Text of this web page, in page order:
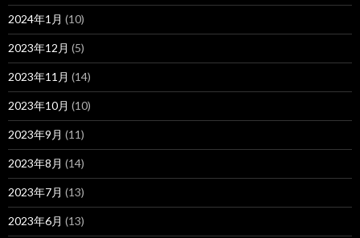
2024年1月 (10)
2023年12月 (5)
2023年11月 (14)
2023年10月 (10)
2023年9月 (11)
2023年8月 (14)
2023年7月 (13)
2023年6月 (13)